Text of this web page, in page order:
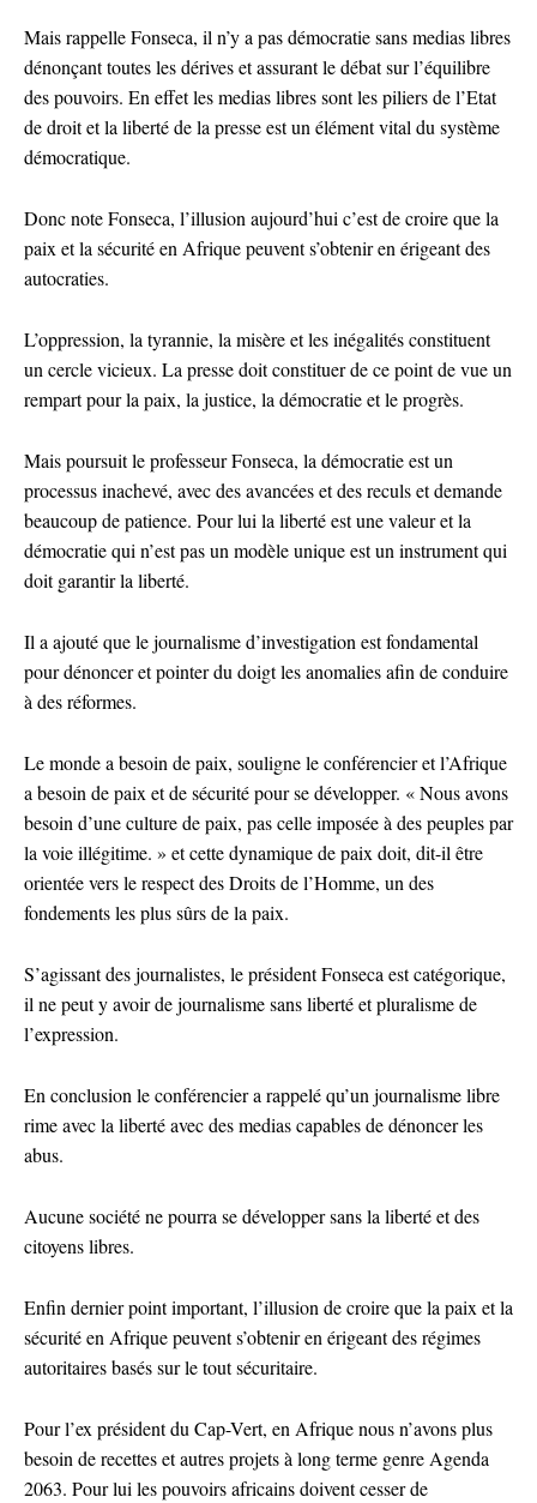
Mais rappelle Fonseca, il n’y a pas démocratie sans medias libres
dénonçant toutes les dérives et assurant le débat sur l’équilibre
des pouvoirs. En effet les medias libres sont les piliers de l’Etat
de droit et la liberté de la presse est un élément vital du système
démocratique.
Donc note Fonseca, l’illusion aujourd’hui c’est de croire que la
paix et la sécurité en Afrique peuvent s’obtenir en érigeant des
autocraties.
L’oppression, la tyrannie, la misère et les inégalités constituent
un cercle vicieux. La presse doit constituer de ce point de vue un
rempart pour la paix, la justice, la démocratie et le progrès.
Mais poursuit le professeur Fonseca, la démocratie est un
processus inachevé, avec des avancées et des reculs et demande
beaucoup de patience. Pour lui la liberté est une valeur et la
démocratie qui n’est pas un modèle unique est un instrument qui
doit garantir la liberté.
Il a ajouté que le journalisme d’investigation est fondamental
pour dénoncer et pointer du doigt les anomalies afin de conduire
à des réformes.
Le monde a besoin de paix, souligne le conférencier et l’Afrique
a besoin de paix et de sécurité pour se développer. « Nous avons
besoin d’une culture de paix, pas celle imposée à des peuples par
la voie illégitime. » et cette dynamique de paix doit, dit-il être
orientée vers le respect des Droits de l’Homme, un des
fondements les plus sûrs de la paix.
S’agissant des journalistes, le président Fonseca est catégorique,
il ne peut y avoir de journalisme sans liberté et pluralisme de
l’expression.
En conclusion le conférencier a rappelé qu’un journalisme libre
rime avec la liberté avec des medias capables de dénoncer les
abus.
Aucune société ne pourra se développer sans la liberté et des
citoyens libres.
Enfin dernier point important, l’illusion de croire que la paix et la
sécurité en Afrique peuvent s’obtenir en érigeant des régimes
autoritaires basés sur le tout sécuritaire.
Pour l’ex président du Cap-Vert, en Afrique nous n’avons plus
besoin de recettes et autres projets à long terme genre Agenda
2063. Pour lui les pouvoirs africains doivent cesser de